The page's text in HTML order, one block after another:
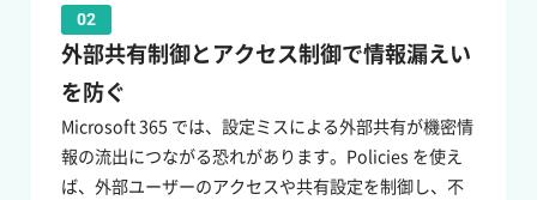
02
外部共有制御とアクセス制御で情報漏えい
を防ぐ
Microsoft 365 では、設定ミスによる外部共有が機密情
報の流出につながる恐れがあります。Policies を使え
ば、外部ユーザーのアクセスや共有設定を制御し、不